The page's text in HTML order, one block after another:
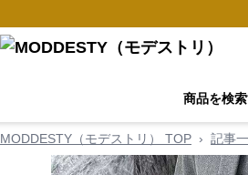
商品を検
MODDESTY（モデストリ） TOP › 記事